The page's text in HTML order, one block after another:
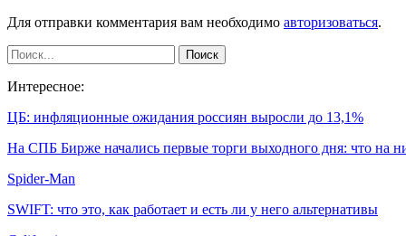
Для отправки комментария вам необходимо авторизоваться.
Интересное:
ЦБ: инфляционные ожидания россиян выросли до 13,1%
На СПБ Бирже начались первые торги выходного дня: что на
Spider-Man
SWIFT: что это, как работает и есть ли у него альтернативы